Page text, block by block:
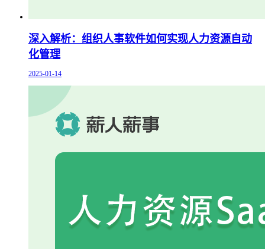
深入解析：组织人事软件如何实现人力资源自动
化管理
2025-01-14